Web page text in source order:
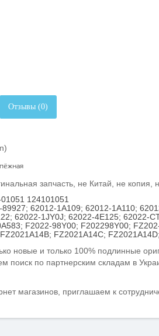
Отзывы (0)
запчасть, не Китай, не копия,
124101051
62012-1A109; 62012-1A110;
62022-1JY0J; 62022-4E125; 62022-
F2022-98Y00; F202298Y00;
FZ2021A14C;
новые и только 100% подлинные
поиск по партнерским складам в
магазинов, приглашаем к